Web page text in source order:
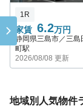
家賃 6.2万円
1R
静岡県三島市／三島
町駅
2026/08/08 更新
地域別人気物件